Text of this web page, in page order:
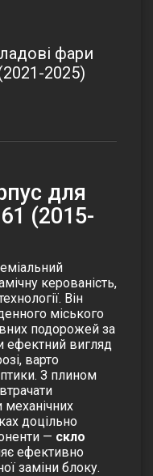
фари
2025)
для
(2015-
керованість,
Він
міського
подорожей за
ефектний вигляд
варто
З плином
механічних
доцільно
— скло
ефективно
заміни блоку.